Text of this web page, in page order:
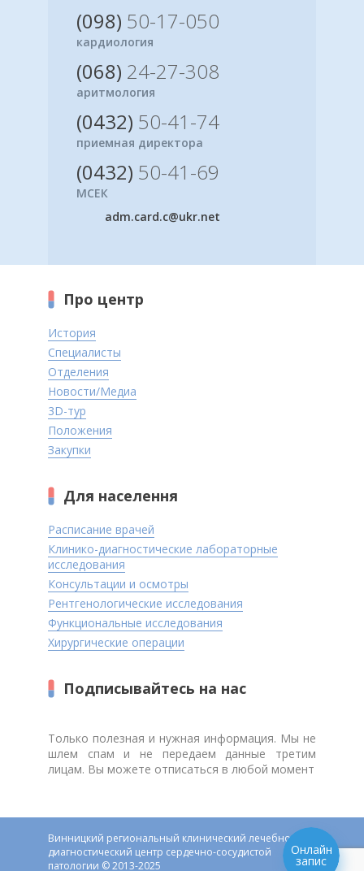
(098) 50-17-050
кардиология
(068) 24-27-308
аритмология
(0432) 50-41-74
приемная директора
(0432) 50-41-69
МСЕК
adm.card.c@ukr.net
Про центр
История
Специалисты
Отделения
Новости/Медиа
3D-тур
Положения
Закупки
Для населення
Расписание врачей
Клинико-диагностические лабораторные
исследования
Консультации и осмотры
Рентгенологические исследования
Функциональные исследования
Хирургические операции
Подписывайтесь на нас
Только полезная и нужная информация. Мы не
шлем спам и не передаем данные третим
лицам. Вы можете отписаться в любой момент
Винницкий региональный клинический лечебно-
диагностический центр сердечно-сосудистой
патологии © 2013-2025
Онлайн
запис